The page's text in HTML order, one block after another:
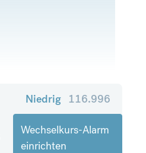
Niedrig 116.996
Wechselkurs-Alarm
einrichten